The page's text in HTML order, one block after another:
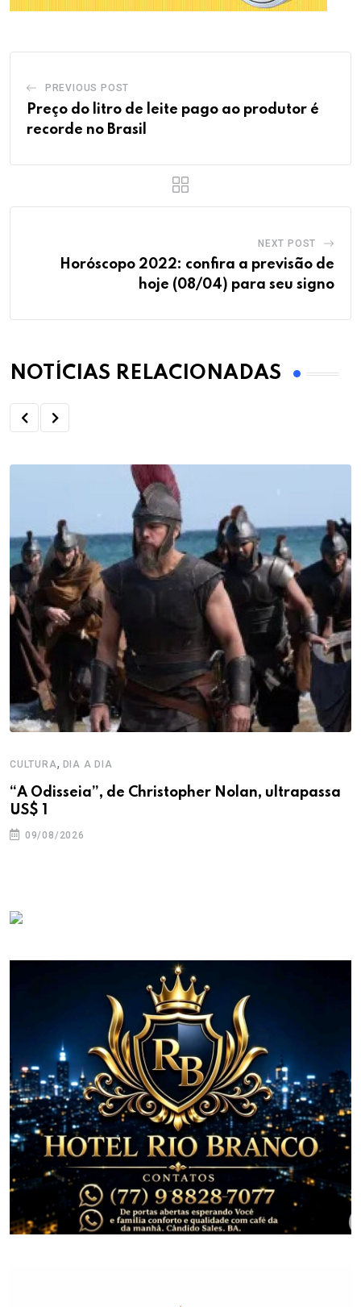
PREVIOUS POST
Preço do litro de leite pago ao produtor é
recorde no Brasil
NEXT POST
Horóscopo 2022: confira a previsão de
hoje (08/04) para seu signo
NOTÍCIAS RELACIONADAS
CULTURA, DIA A DIA
“A Odisseia”, de Christopher Nolan, ultrapassa
US$ 1
09/08/2026